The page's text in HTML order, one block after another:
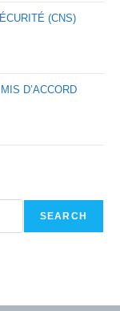
(CNS)
D’ACCORD
SEARCH